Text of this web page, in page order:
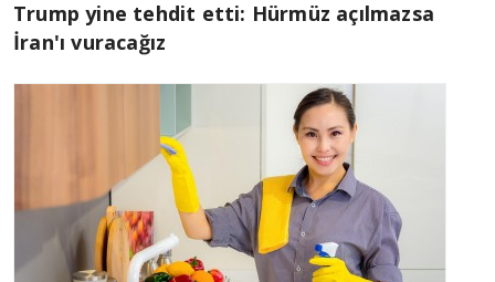
Trump yine tehdit etti: Hürmüz açılmazsa
İran'ı vuracağız